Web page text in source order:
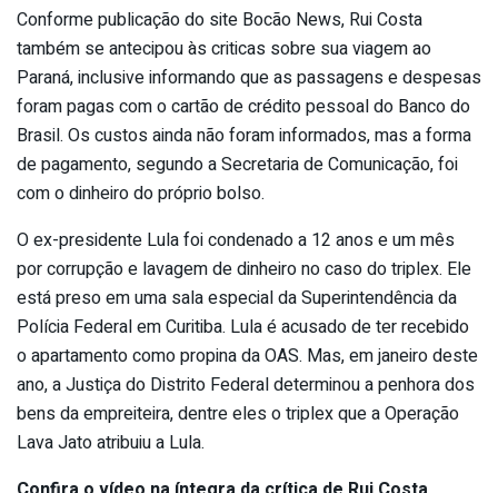
Conforme publicação do site Bocão News, Rui Costa
também se antecipou às criticas sobre sua viagem ao
Paraná, inclusive informando que as passagens e despesas
foram pagas com o cartão de crédito pessoal do Banco do
Brasil. Os custos ainda não foram informados, mas a forma
de pagamento, segundo a Secretaria de Comunicação, foi
com o dinheiro do próprio bolso.
O ex-presidente Lula foi condenado a 12 anos e um mês
por corrupção e lavagem de dinheiro no caso do triplex. Ele
está preso em uma sala especial da Superintendência da
Polícia Federal em Curitiba. Lula é acusado de ter recebido
o apartamento como propina da OAS. Mas, em janeiro deste
ano, a Justiça do Distrito Federal determinou a penhora dos
bens da empreiteira, dentre eles o triplex que a Operação
Lava Jato atribuiu a Lula.